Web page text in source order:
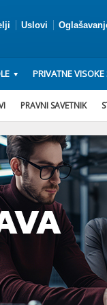
Uslovi
PRIVATNE VISOKE
PRAVNI SAVETNIK